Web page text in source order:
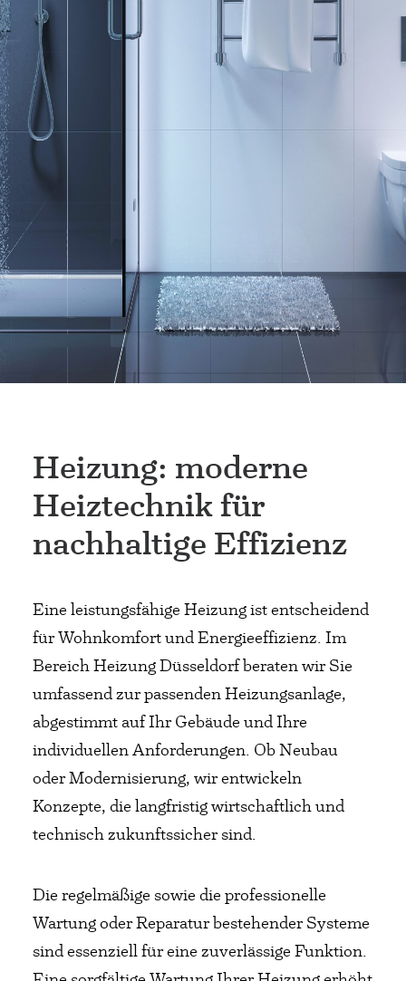
Heizung: moderne
Heiztechnik für
nachhaltige Effizienz
Eine leistungsfähige Heizung ist entscheidend
für Wohnkomfort und Energieeffizienz. Im
Bereich Heizung Düsseldorf beraten wir Sie
umfassend zur passenden Heizungsanlage,
abgestimmt auf Ihr Gebäude und Ihre
individuellen Anforderungen. Ob Neubau
oder Modernisierung, wir entwickeln
Konzepte, die langfristig wirtschaftlich und
technisch zukunftssicher sind.
Die regelmäßige sowie die professionelle
Wartung oder Reparatur bestehender Systeme
sind essenziell für eine zuverlässige Funktion.